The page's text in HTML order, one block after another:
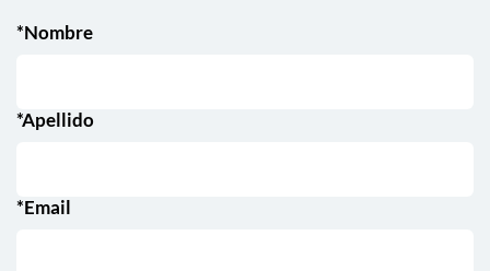
*Nombre
*Apellido
*Email